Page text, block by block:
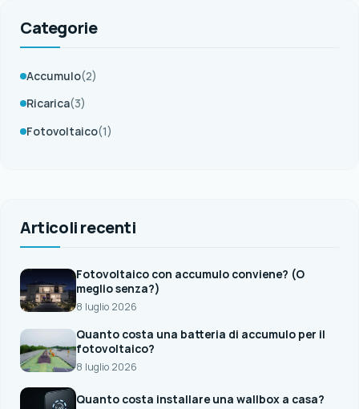
Categorie
Accumulo(2)
Ricarica(3)
Fotovoltaico(1)
Articoli recenti
Fotovoltaico con accumulo conviene? (O
meglio senza?)
8 luglio 2026
Quanto costa una batteria di accumulo per il
fotovoltaico?
8 luglio 2026
Quanto costa installare una wallbox a casa?